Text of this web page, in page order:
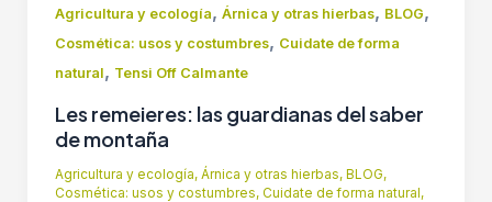
Agricultura y ecología, Árnica y otras hierbas, BLOG,
Cosmética: usos y costumbres, Cuidate de forma
natural, Tensi Off Calmante
Les remeieres: las guardianas del saber
de montaña
Agricultura y ecología, Árnica y otras hierbas, BLOG,
Cosmética: usos y costumbres, Cuidate de forma natural ,